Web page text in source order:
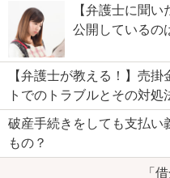
【弁護士に聞
公開しているの
【弁護士が教える！】売
トでのトラブルとその対処
破産手続きをしても支払い
もの？
「